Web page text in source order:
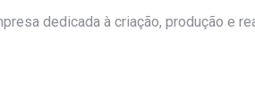
dedicada à criação, produção e